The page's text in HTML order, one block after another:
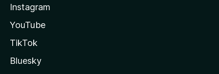
Instagram
YouTube
TikTok
Bluesky